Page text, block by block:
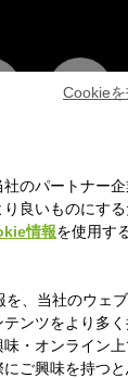
レシピ
のパートナー
良いものにす
情報を使用す
を、当社のウェ
テンツをより多
・オンライン
ご興味を持つ
Cookie